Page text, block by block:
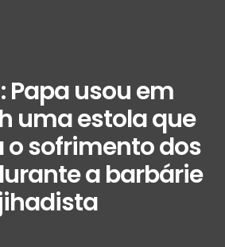
Papa usou em
uma estola que
o sofrimento dos
a barbárie